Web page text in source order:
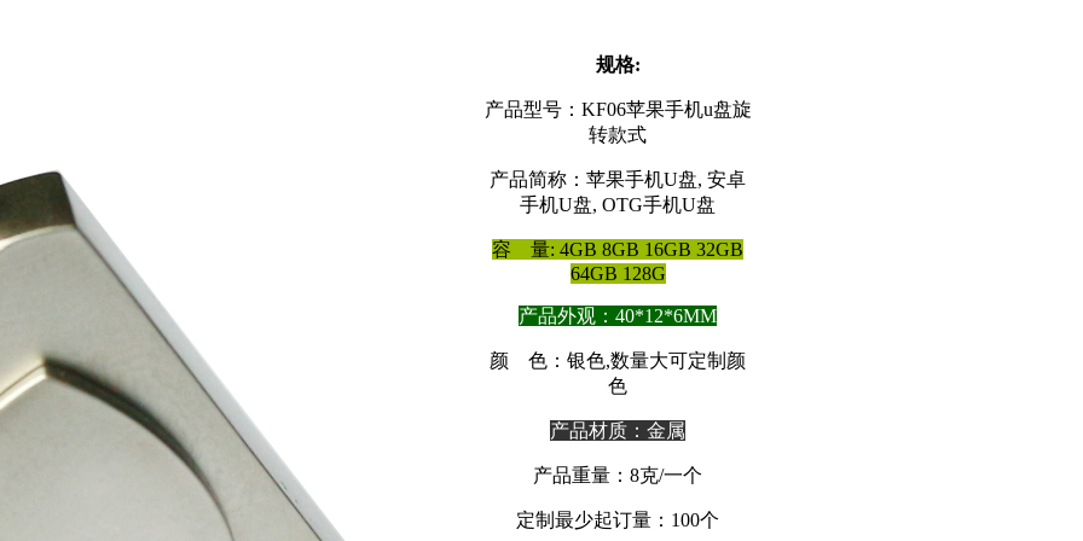
规格:
产品型号：KF06苹果手机u盘旋
转款式
产品简称：苹果手机U盘, 安卓
手机U盘, OTG手机U盘
容 量: 4GB 8GB 16GB 32GB
64GB 128G
产品外观：40*12*6MM
颜 色：银色,数量大可定制颜
色
产品材质：金属
产品重量：8克/一个
定制最少起订量：100个